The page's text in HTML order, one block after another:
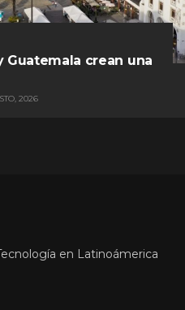
Guatemala crean una
2026
en Latinoámerica